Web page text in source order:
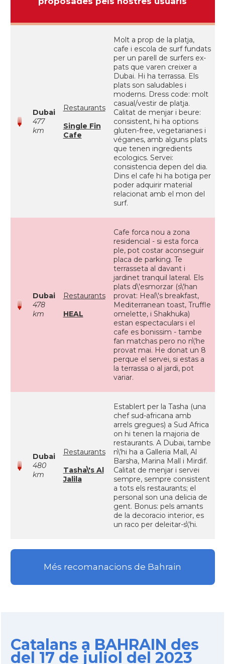
Dubai
477
km
Restaurants
Single Fin
Cafe
Molt a prop de la platja,
cafe i escola de surf fundats
per un parell de surfers ex-
pats que varen creixer a
Dubai. Hi ha terrassa. Els
plats son saludables i
moderns. Dress code: molt
casual/vestir de platja.
Calitat de menjar i beure:
consistent, hi ha options
gluten-free, vegetarianes i
véganes, amb alguns plats
que tenen ingredients
ecologics. Servei:
consistencia depen del dia.
Dins el cafe hi ha botiga per
poder adquirir material
relacionat amb el mon del
surf.
Dubai
478
km
Restaurants
HEAL
Cafe forca nou a zona
residencial - si esta forca
ple, pot costar aconseguir
placa de parking. Te
terrasseta al davant i
jardinet tranquil lateral. Els
plats d\'esmorzar (s\'han
provat: Heal\'s breakfast,
Mediterranean toast, Truffle
omelette, i Shakhuka)
estan espectaculars i el
cafe es bonissim - tambe
fan matchas pero no n\'he
provat mai. He donat un 8
perque el servei, si estas a
la terrassa o al jardi, pot
variar.
Dubai
480
km
Restaurants
Tasha\'s Al
Jalila
Establert per la Tasha (una
chef sud-africana amb
arrels gregues) a Sud Africa
on hi tenen la majoria de
restaurants. A Dubai, tambe
n\'hi ha a Galleria Mall, Al
Barsha, Marina Mall i Mirdif.
Calitat de menjar i servei
sempre, sempre consistent
a tots els restaurants; el
personal son una delicia de
gent. Bonus: pels amants
de la decoracio interior, es
un raco per deleitar-s\'hi.
Més recomanacions de Bahrain
Catalans a BAHRAIN des
del 17 de juliol del 2023